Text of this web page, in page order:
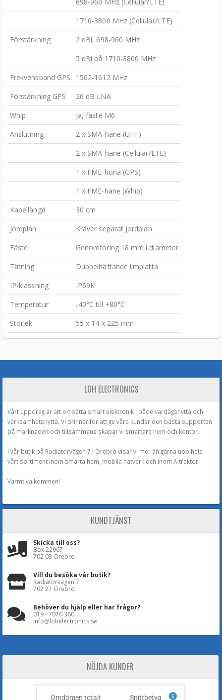
1710-3800 MHz (Cellular/LTE)
Förstärkning
2 dBi, 698-960 MHz
5 dBi på 1710-3800 MHz
Frekvensband GPS
1562-1612 MHz
Förstärkning GPS
26 dB LNA
Whip
Ja, fäste M6
Anslutning
2 x SMA-hane (UHF)
2 x SMA-hane (Cellular/LTE)
1 x FME-hona (GPS)
1 x FME-hane (Whip)
Kabellängd
30 cm
Jordplan
Kräver separat jordplan
Fäste
Genomföring 18 mm i diameter
Tätning
Dubbelhäftande limplatta
IP-klassning
IP69K
Temperatur
-40°C till +80°C
Storlek
55 x 14 x 225 mm
LOH ELECTRONICS
Vårt uppdrag är att omsätta smart elektronik i både vardagsnytta och
verksamhetsnytta. Vi brinner för att ge våra kunder den bästa supporten
på marknaden och tillsammans skapar vi smartare hem och kontor.
I vår butik på Radiatorvägen 7 i Örebro visar vi mer än gärna upp hela
vårt sortiment inom smarta hem, mobila nätverk och inom A-traktor.
Varmt välkommen!
KUNDTJÄNST
Skicka till oss?
Box 22067
702 03 Örebro
Vill du besöka vår butik?
Radiatorvägen 7
702 27 Örebro
Behöver du hjälp eller har frågor?
019 - 7070 360
Info@lohelectronics.se
NÖJDA KUNDER